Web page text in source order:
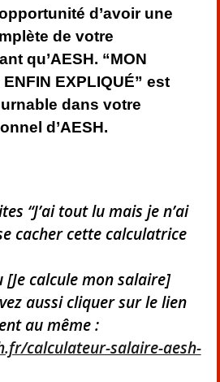
d’avoir une
de votre
qu’AESH. “MON
EXPLIQUÉ” est
dans votre
d’AESH.
“J’ai tout lu mais je n’ai
cacher cette calculatrice
[Je calcule mon salaire]
aussi cliquer sur le lien
au même :
calculateur-salaire-aesh-